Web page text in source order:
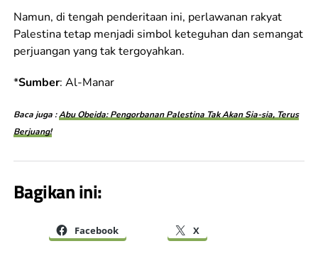
Namun, di tengah penderitaan ini, perlawanan rakyat
Palestina tetap menjadi simbol keteguhan dan semangat
perjuangan yang tak tergoyahkan.
*Sumber: Al-Manar
Baca juga :Abu Obeida: Pengorbanan Palestina Tak Akan Sia-sia, Terus
Berjuang!
Bagikan ini:
Facebook X